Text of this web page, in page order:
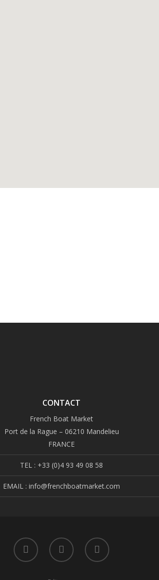
CONTACT
French Boat Market
Port de la Rague – 06210 Mandelieu
FRANCE
TEL : +33 (0)4 93 49 08 58
EMAIL : info@frenchboatmarket.com